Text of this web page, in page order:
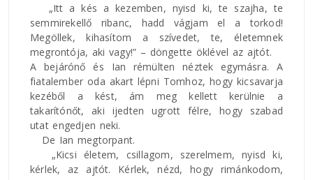
„Itt a kés a kezemben, nyisd ki, te szajha, te
semmirekellő ribanc, hadd vágjam el a torkod!
Megöllek, kihasítom a szívedet, te, életemnek
megrontója, aki vagy!” – döngette öklével az ajtót.
A bejárónő és Ian rémülten néztek egymásra. A
fiatalember oda akart lépni Tomhoz, hogy kicsavarja
kezéből a kést, ám meg kellett kerülnie a
takarítónőt, aki ijedten ugrott félre, hogy szabad
utat engedjen neki.
De Ian megtorpant.
„Kicsi életem, csillagom, szerelmem, nyisd ki,
kérlek, az ajtót. Kérlek, nézd, hogy rimánkodom,